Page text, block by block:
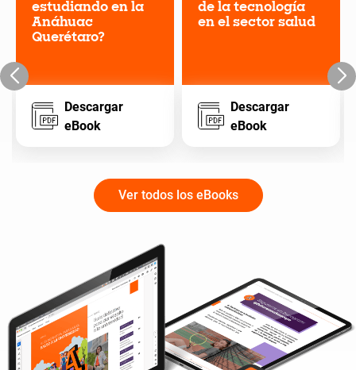
estudiando en la
Anáhuac
Querétaro?
Descargar
eBook
de la tecnología
en el sector salud
Descargar
eBook
Ver todos los eBooks